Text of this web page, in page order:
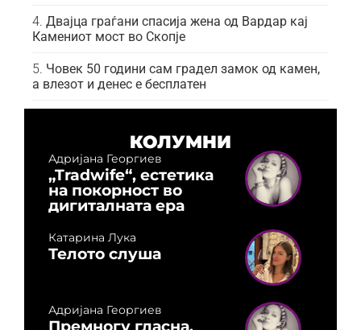
Двајца граѓани спасија жена од Вардар кај
Камениот мост во Скопје
Човек 50 години сам градел замок од камен,
а влезот и денес е бесплатен
КОЛУМНИ
Адријана Георгиев
„Tradwife“, естетика
на покорност во
дигиталната ера
Катарина Лука
Телото слуша
Адријана Георгиев